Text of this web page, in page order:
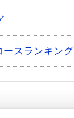
ースランキング